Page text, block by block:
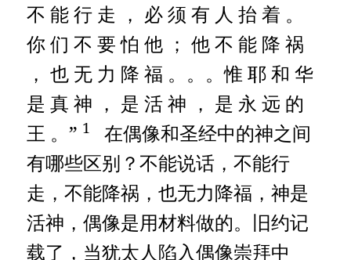
不 能 行 走 ， 必 须 有 人 抬 着 。
你 们 不 要 怕 他 ； 他 不 能 降 祸
， 也 无 力 降 福 。。。惟 耶 和 华
是 真 神 ， 是 活 神 ， 是 永 远 的
王 。” 1
在偶像和圣经中的神之间
有哪些区别？不能说话，不能行
走，不能降祸，也无力降福，神是
活神，偶像是用材料做的。旧约记
载了，当犹太人陷入偶像崇拜中